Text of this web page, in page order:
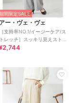
間限定SALE
アー・ヴェ・ヴェ
［支持率NO.1/イージーケア/ス
トレッチ］スッキリ見えスト
ートパンツ